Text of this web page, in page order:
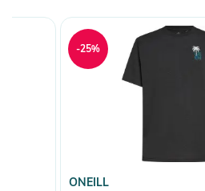
ONEILL
-25%